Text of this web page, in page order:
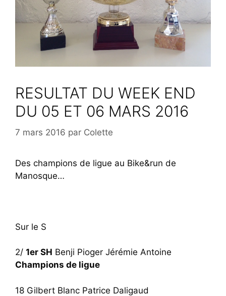
RESULTAT DU WEEK END
DU 05 ET 06 MARS 2016
7 mars 2016 par Colette
Des champions de ligue au Bike&run de
Manosque…
Sur le S
2/ 1er SH Benji Pioger Jérémie Antoine
Champions de ligue
18 Gilbert Blanc Patrice Daligaud